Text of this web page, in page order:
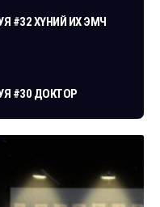
#32 ХҮНИЙ ИХ ЭМЧ
#30 ДОКТОР
#29 СГЗ С.ЦОГТБАЯР